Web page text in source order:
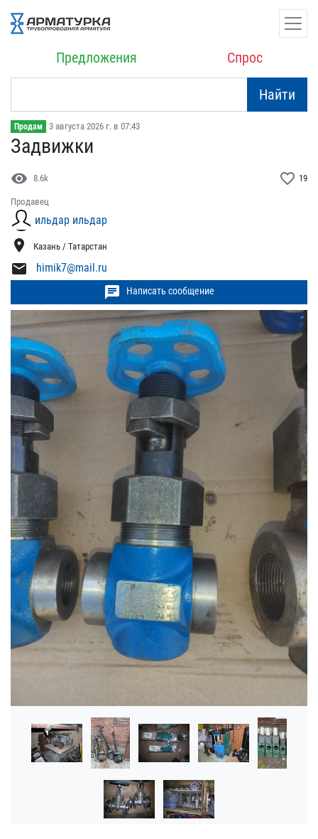
Предложения Спрос
Найти
Продам 3 августа 2026 г. в 07:43
Задвижки
visibility 8.6k favorite_border 19
Продавец
ильдар ильдар
location_on Казань / Татарстан
mail himik7@mail.ru
chat Написать сообщение